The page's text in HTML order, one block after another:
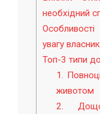
необхідний
увагу
Топ-3 типи
1.
животом
2.